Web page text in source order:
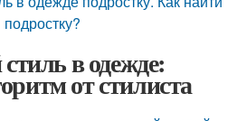
в одежде:
от стилиста